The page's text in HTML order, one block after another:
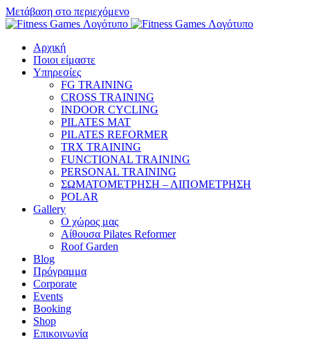
Μετάβαση στο περιεχόμενο
Αρχική
Ποιοι είμαστε
Υπηρεσίες
FG TRAINING
CROSS TRAINING
INDOOR CYCLING
PILATES MAT
PILATES REFORMER
TRX TRAINING
FUNCTIONAL TRAINING
PERSONAL TRAINING
ΣΩΜΑΤΟΜΕΤΡΗΣΗ – ΛΙΠΟΜΕΤΡΗΣΗ
POLAR
Gallery
Ο χώρος μας
Αίθουσα Pilates Reformer
Roof Garden
Blog
Πρόγραμμα
Corporate
Events
Booking
Shop
Επικοινωνία